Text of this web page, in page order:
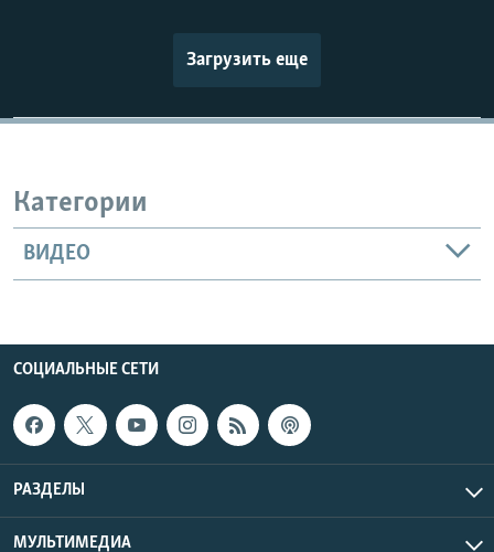
Загрузить еще
Категории
ВИДЕО
СОЦИАЛЬНЫЕ СЕТИ
РАЗДЕЛЫ
МУЛЬТИМЕДИА